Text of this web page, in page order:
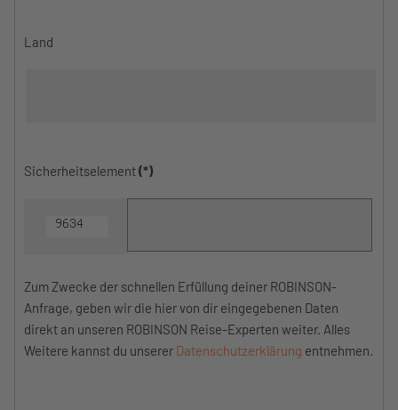
Land
Sicherheitselement(*)
Zum Zwecke der schnellen Erfüllung deiner ROBINSON-
Anfrage, geben wir die hier von dir eingegebenen Daten
direkt an unseren ROBINSON Reise-Experten weiter. Alles
Weitere kannst du unserer Datenschutzerklärung entnehmen.